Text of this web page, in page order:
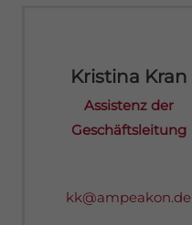
Kristina Kran
Assistenz der
Geschäftsleitung
kk@ampeakon.de